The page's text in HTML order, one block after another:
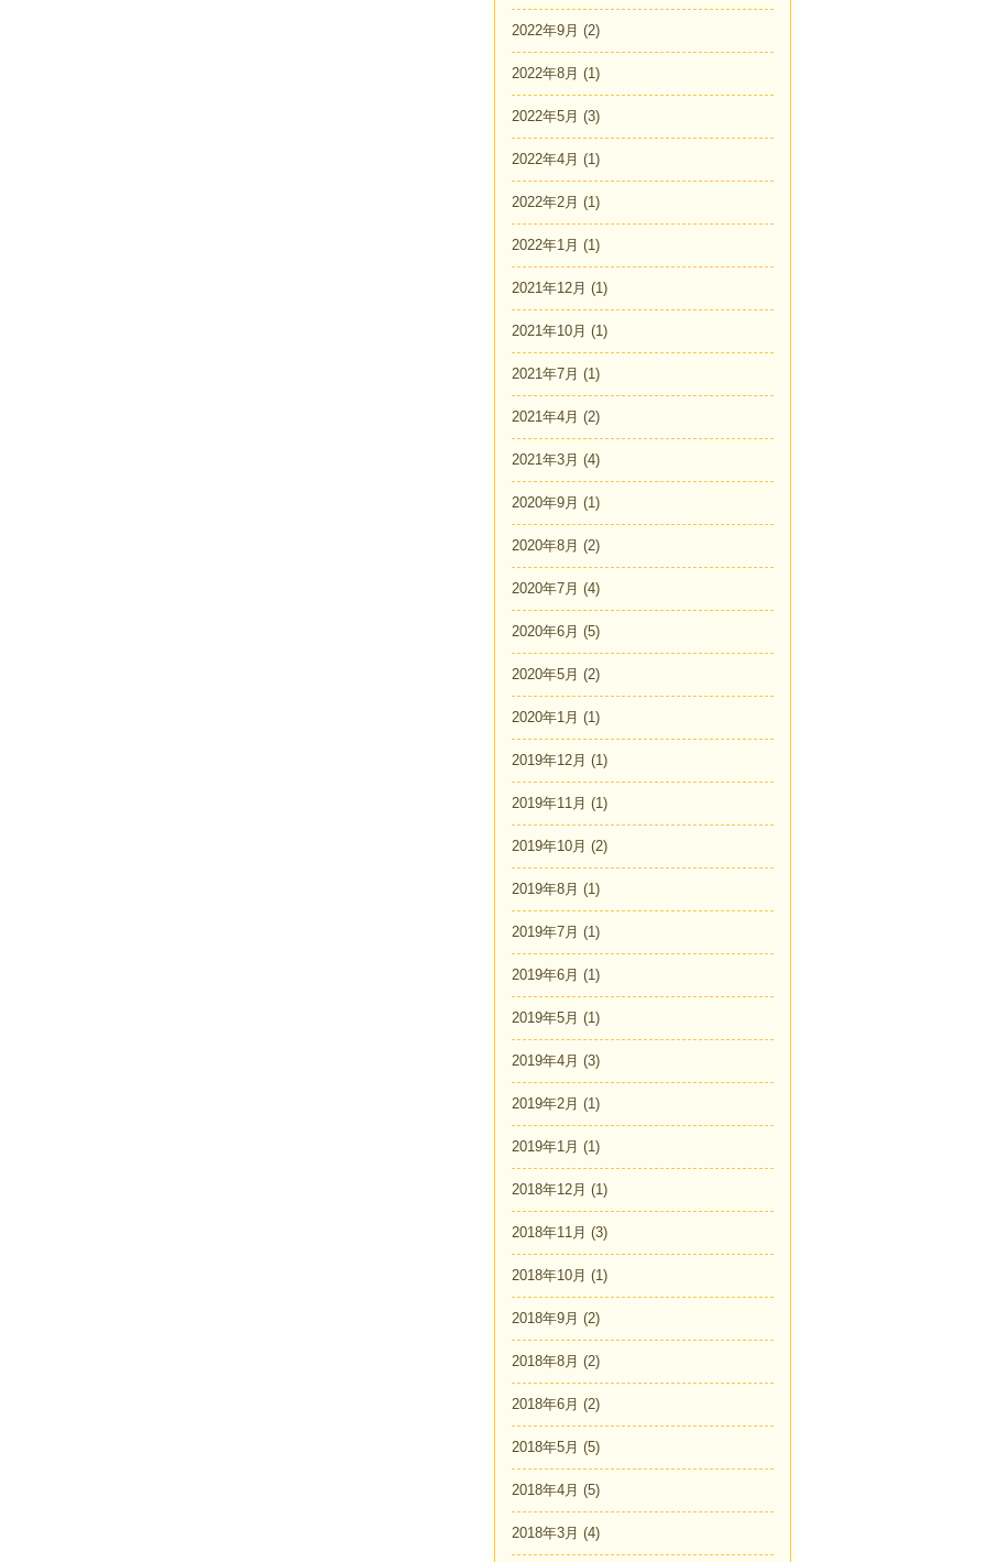
2022年9月 (2)
2022年8月 (1)
2022年5月 (3)
2022年4月 (1)
2022年2月 (1)
2022年1月 (1)
2021年12月 (1)
2021年10月 (1)
2021年7月 (1)
2021年4月 (2)
2021年3月 (4)
2020年9月 (1)
2020年8月 (2)
2020年7月 (4)
2020年6月 (5)
2020年5月 (2)
2020年1月 (1)
2019年12月 (1)
2019年11月 (1)
2019年10月 (2)
2019年8月 (1)
2019年7月 (1)
2019年6月 (1)
2019年5月 (1)
2019年4月 (3)
2019年2月 (1)
2019年1月 (1)
2018年12月 (1)
2018年11月 (3)
2018年10月 (1)
2018年9月 (2)
2018年8月 (2)
2018年6月 (2)
2018年5月 (5)
2018年4月 (5)
2018年3月 (4)